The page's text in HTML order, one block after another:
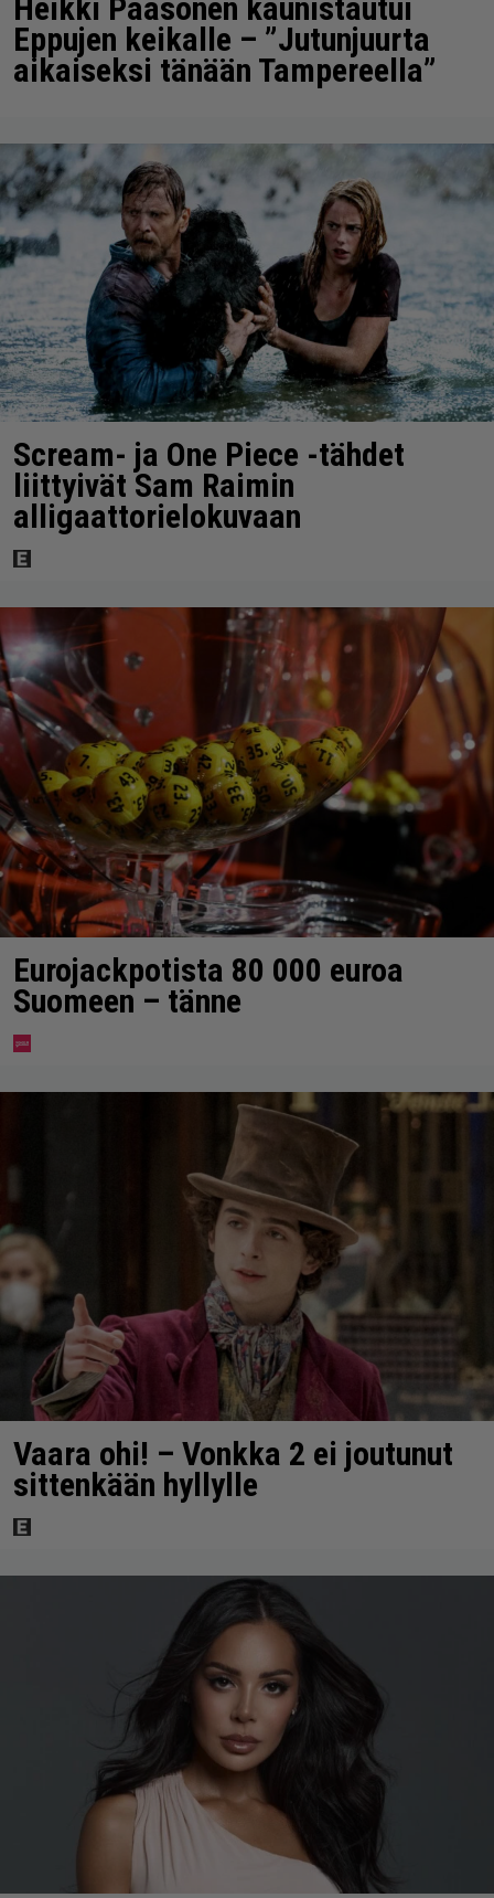
Heikki Paasonen kaunistautui
Eppujen keikalle – ”Jutunjuurta
aikaiseksi tänään Tampereella”
Scream- ja One Piece -tähdet
liittyivät Sam Raimin
alligaattorielokuvaan
Eurojackpotista 80 000 euroa
Suomeen – tänne
Vaara ohi! – Vonkka 2 ei joutunut
sittenkään hyllylle